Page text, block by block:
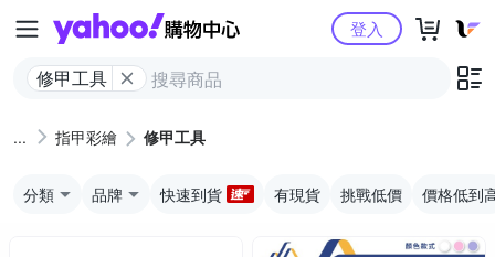
Yahoo購物中心
修甲工具
登入
指甲彩繪 修甲工具
分類 品牌 快速到貨 有現貨 挑戰低價 價格低到